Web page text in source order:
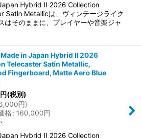
Hybrid II 2026 Collection
Satin Metallicは、ヴィンテージライク
はそのままに、プレイヤーや音楽ジャ
in Japan Hybrid II 2026
Telecaster Satin Metallic,
Fingerboard, Matte Aero Blue
円(税別)
円)
格: 160,000円
Hybrid II 2026 Collection